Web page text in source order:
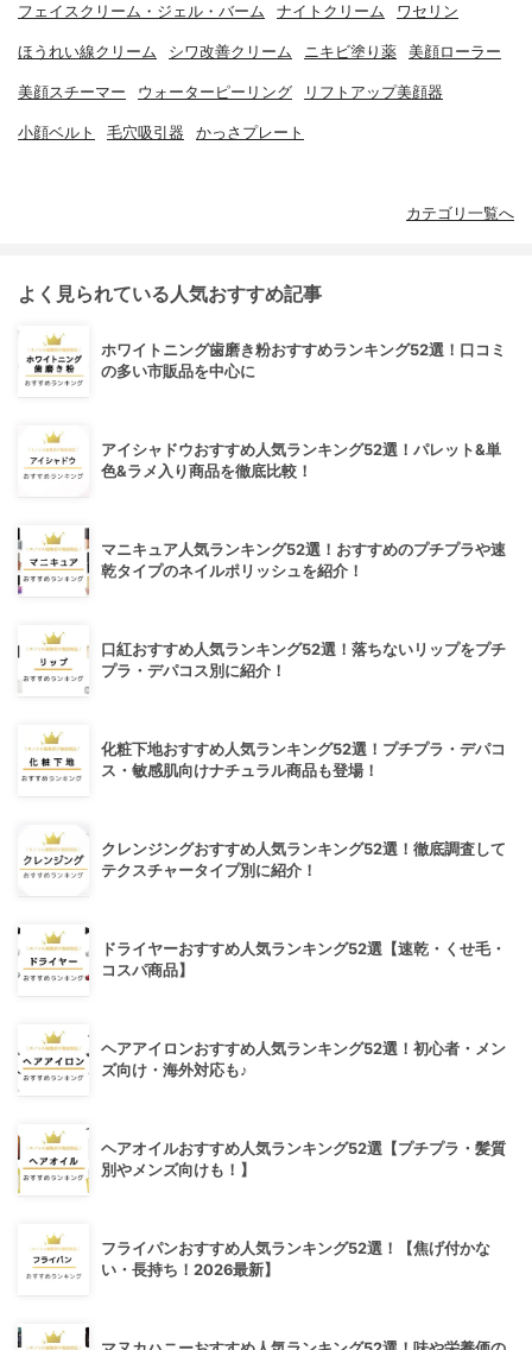
フェイスクリーム・ジェル・バーム ナイトクリーム ワセリン
ほうれい線クリーム シワ改善クリーム ニキビ塗り薬 美顔ローラー
美顔スチーマー ウォーターピーリング リフトアップ美顔器
小顔ベルト 毛穴吸引器 かっさプレート
カテゴリ一覧へ
よく見られている人気おすすめ記事
ホワイトニング歯磨き粉おすすめランキング52選！口コミ
の多い市販品を中心に
アイシャドウおすすめ人気ランキング52選！パレット&単
色&ラメ入り商品を徹底比較！
マニキュア人気ランキング52選！おすすめのプチプラや速
乾タイプのネイルポリッシュを紹介！
口紅おすすめ人気ランキング52選！落ちないリップをプチ
プラ・デパコス別に紹介！
化粧下地おすすめ人気ランキング52選！プチプラ・デパコ
ス・敏感肌向けナチュラル商品も登場！
クレンジングおすすめ人気ランキング52選！徹底調査して
テクスチャータイプ別に紹介！
ドライヤーおすすめ人気ランキング52選【速乾・くせ毛・
コスパ商品】
ヘアアイロンおすすめ人気ランキング52選！初心者・メン
ズ向け・海外対応も♪
ヘアオイルおすすめ人気ランキング52選【プチプラ・髪質
別やメンズ向けも！】
フライパンおすすめ人気ランキング52選！【焦げ付かな
い・長持ち！2026最新】